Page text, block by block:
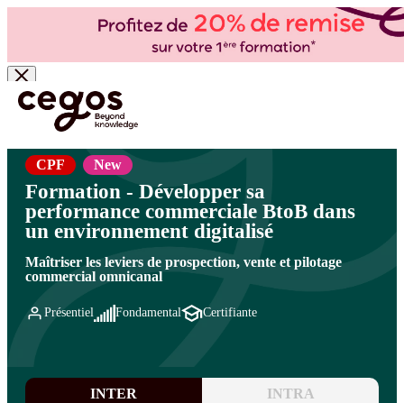
Skip to main content
Vous êtes ici : Accueil >Cegos, organisme de formation à Paris et en régions
>Vente et négociation
CPF New
Formation - Développer sa
performance commerciale BtoB dans
un environnement digitalisé
Maîtriser les leviers de prospection, vente et pilotage
commercial omnicanal
Présentiel Fondamental Certifiante
INTER INTRA